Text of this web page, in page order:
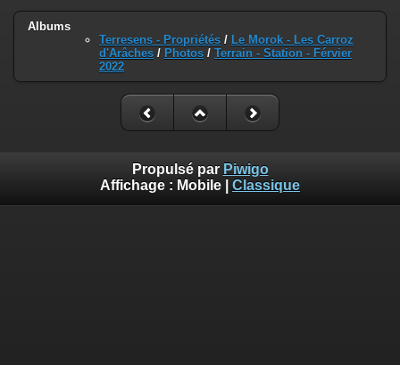
Albums
Terresens - Propriétés / Le Morok - Les Carroz
d'Arâches / Photos / Terrain - Station - Férvier
2022
Propulsé par Piwigo
Affichage : Mobile Classique